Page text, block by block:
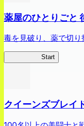
薬屋のひとりごと
毒を見破り、薬で切
Start
クイーンズブレイ